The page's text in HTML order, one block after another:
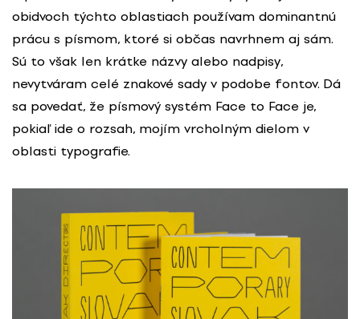
obidvoch týchto oblastiach používam dominantnú
prácu s písmom, ktoré si občas navrhnem aj sám.
Sú to však len krátke názvy alebo nadpisy,
nevytváram celé znakové sady v podobe fontov. Dá
sa povedať, že písmový systém Face to Face je,
pokiaľ ide o rozsah, mojím vrcholným dielom v
oblasti typografie.